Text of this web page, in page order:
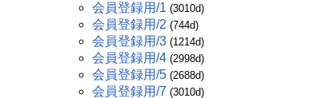
会員登録用/1 (3010d)
会員登録用/2 (744d)
会員登録用/3 (1214d)
会員登録用/4 (2998d)
会員登録用/5 (2688d)
会員登録用/7 (3010d)